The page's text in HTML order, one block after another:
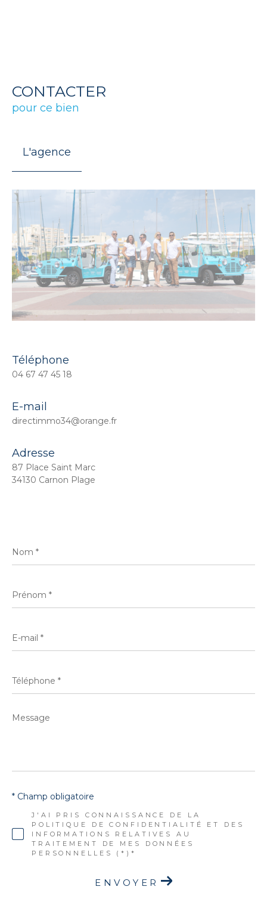
CONTACTER
pour ce bien
L'agence
Téléphone
04 67 47 45 18
E-mail
directimmo34@orange.fr
Adresse
87 Place Saint Marc
34130 Carnon Plage
*
*
mail
*
*
Message
*
J'AI PRIS CONNAISSANCE DE LA
POLITIQUE DE CONFIDENTIALITÉ ET DES
INFORMATIONS RELATIVES AU
TRAITEMENT DE MES DONNÉES
PERSONNELLES (*)*
* Champ obligatoire
ENVOYER